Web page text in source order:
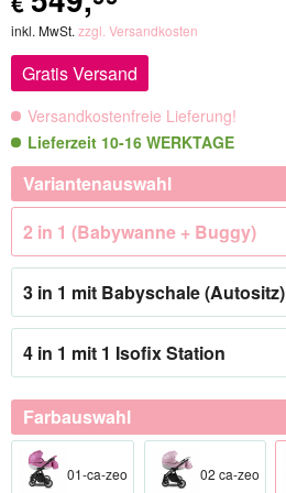
inkl. MwSt. zzgl. Versandkosten
Gratis Versand
Versandkostenfreie Lieferung!
Lieferzeit 10-16 WERKTAGE
Variantenauswahl
2 in 1 (Babywanne + Buggy)
3 in 1 mit Babyschale (Autositz)
4 in 1 mit 1 Isofix Station
Farbauswahl
01-ca-zeo 02 ca-zeo